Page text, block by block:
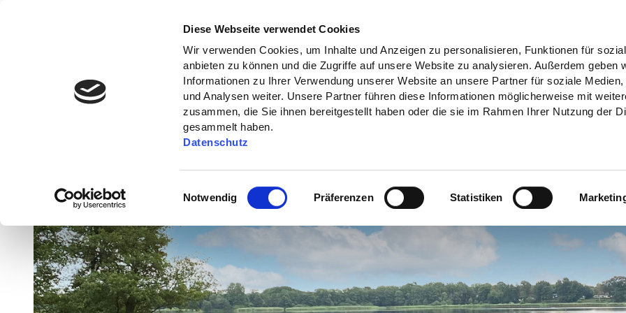
Diese Webseite verwendet Cookies
Wir verwenden Cookies, um Inhalte und Anzeigen zu personalisieren, Funktionen für
anbieten zu können und die Zugriffe auf unsere Website zu analysieren. Außerdem geben
Informationen zu Ihrer Verwendung unserer Website an unsere Partner für soziale Medien,
und Analysen weiter. Unsere Partner führen diese Informationen möglicherweise mit
zusammen, die Sie ihnen bereitgestellt haben oder die sie im Rahmen Ihrer Nutzung der
gesammelt haben.
Datenschutz
i
i
l
l
i
Notwendig Präferenzen Statistiken